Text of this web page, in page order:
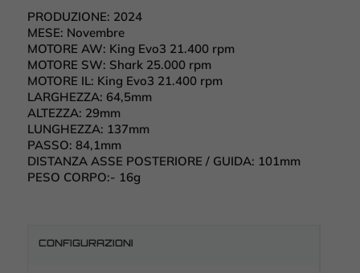
PRODUZIONE: 2024
MESE: Novembre
MOTORE AW: King Evo3 21.400 rpm
MOTORE SW: Shark 25.000 rpm
MOTORE IL: King Evo3 21.400 rpm
LARGHEZZA: 64,5mm
ALTEZZA: 29mm
LUNGHEZZA: 137mm
PASSO: 84,1mm
DISTANZA ASSE POSTERIORE / GUIDA: 101mm
PESO CORPO:- 16g
CONFIGURAZIONI